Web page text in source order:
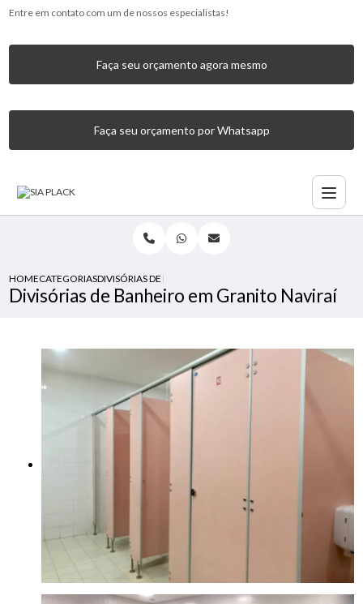
Entre em contato com um de nossos especialistas!
Faça seu orçamento agora mesmo
Faça seu orçamento por Whatsapp
HOMECATEGORIASDIVISÓRIAS DE BANHEIRO EM GRANITO NAVIRAÍ
Divisórias de Banheiro em Granito Naviraí